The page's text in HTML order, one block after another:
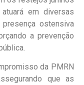
em diversas
ostensiva
a prevenção
da PMRN
que as